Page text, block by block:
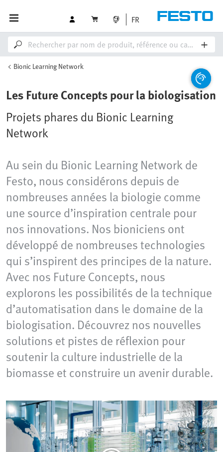
FR
Bionic Learning Network
Les Future Concepts pour la biologisation
Projets phares du Bionic Learning
Network
Au sein du Bionic Learning Network de
Festo, nous considérons depuis de
nombreuses années la biologie comme
une source d’inspiration centrale pour
nos innovations. Nos bioniciens ont
développé de nombreuses technologies
qui s’inspirent des principes de la nature.
Avec nos Future Concepts, nous
explorons les possibilités de la technique
d’automatisation dans le domaine de la
biologisation. Découvrez nos nouvelles
solutions et pistes de réflexion pour
soutenir la culture industrielle de la
biomasse et construire un avenir durable.